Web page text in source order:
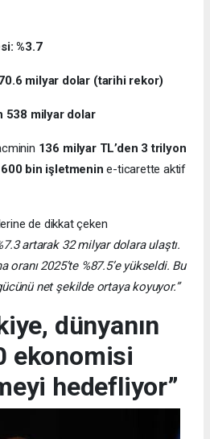
%3.7
milyar dolar (tarihi rekor)
538 milyar dolar
136 milyar TL’den 3 trilyon
600 bin işletmenin e-ticarette aktif
de dikkat çeken
artarak 32 milyar dolara ulaştı.
oranı 2025’te %87.5’e yükseldi. Bu
net şekilde ortaya koyuyor.”
dünyanın
ekonomisi
hedefliyor”